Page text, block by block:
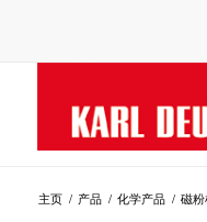
主页 / 产品 / 化学产品 / 磁